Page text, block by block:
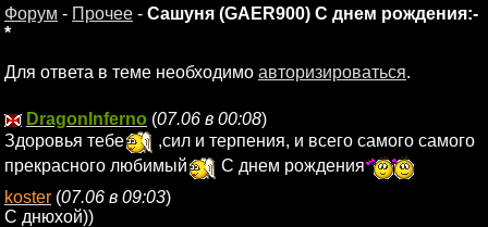
Форум - Прочее - Сашуня (GAER900) С днем рождения:-
*
Для ответа в теме необходимо авторизироваться.
DragonInferno (07.06 в 00:08)
Здоровья тебе
,сил и терпения, и всего самого самого
прекрасного любимый
С днем рождения
koster (07.06 в 09:03)
С днюхой))